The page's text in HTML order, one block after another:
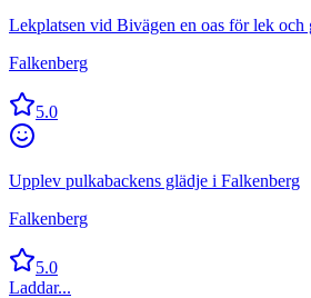
Lekplatsen vid Bivägen en oas för lek och
Falkenberg
5.0
Upplev pulkabackens glädje i Falkenberg
Falkenberg
5.0
Laddar...